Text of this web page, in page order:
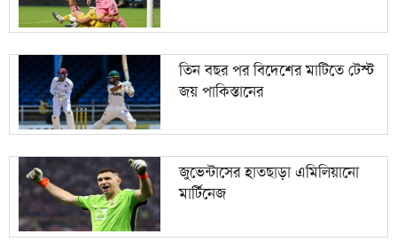
তিন বছর পর বিদেশের মাটিতে টেস্ট
জয় পাকিস্তানের
জুভেন্টাসের হাতছাড়া এমিলিয়ানো
মার্টিনেজ